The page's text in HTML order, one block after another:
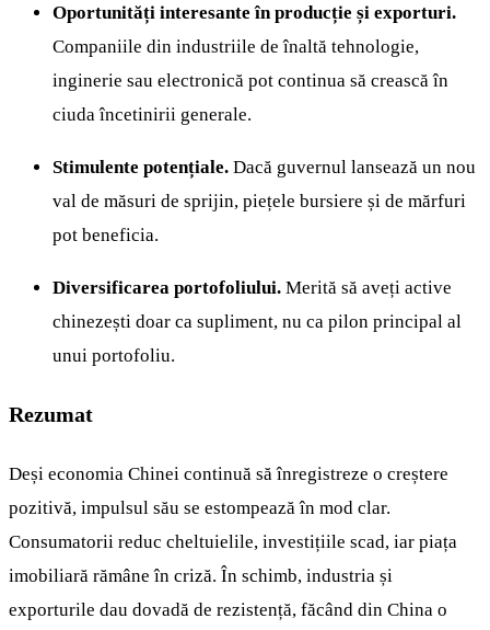
Oportunități interesante în producție și exporturi.
Companiile din industriile de înaltă tehnologie,
inginerie sau electronică pot continua să crească în
ciuda încetinirii generale.
Stimulente potențiale. Dacă guvernul lansează un nou
val de măsuri de sprijin, piețele bursiere și de mărfuri
pot beneficia.
Diversificarea portofoliului. Merită să aveți active
chinezești doar ca supliment, nu ca pilon principal al
unui portofoliu.
Rezumat
Deși economia Chinei continuă să înregistreze o creștere
pozitivă, impulsul său se estompează în mod clar.
Consumatorii reduc cheltuielile, investițiile scad, iar piața
imobiliară rămâne în criză. În schimb, industria și
exporturile dau dovadă de rezistență, făcând din China o